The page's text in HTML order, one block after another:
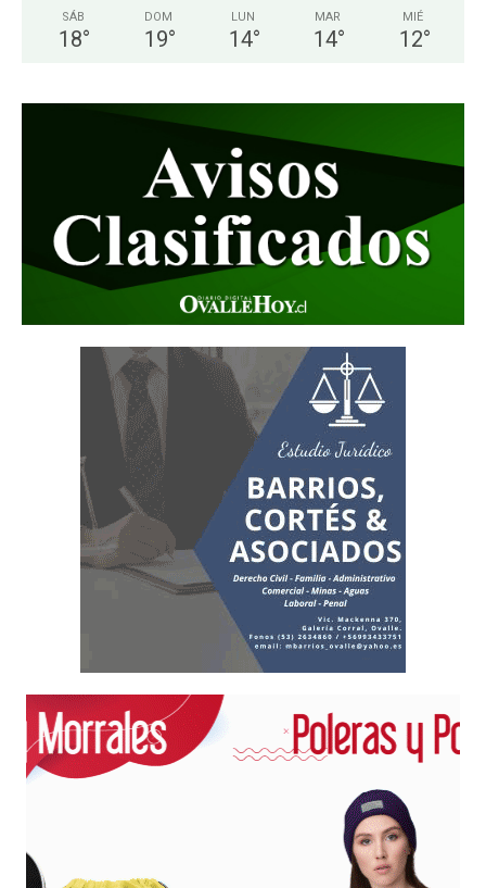
SÁB
18°
DOM
19°
LUN
14°
MAR
14°
MIÉ
12°